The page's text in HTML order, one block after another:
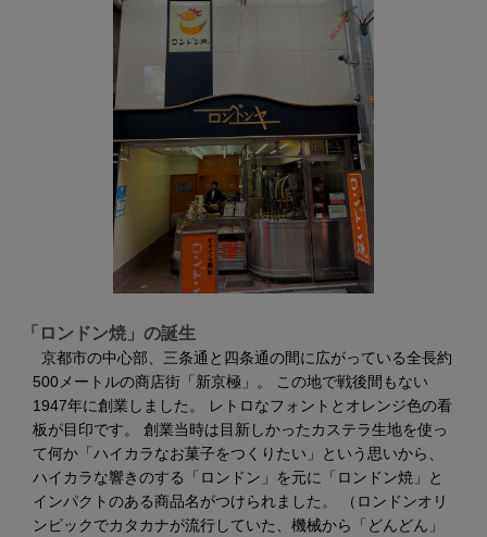
「ロンドン焼」の誕生
京都市の中心部、三条通と四条通の間に広がっている全長約
500メートルの商店街「新京極」。 この地で戦後間もない
1947年に創業しました。 レトロなフォントとオレンジ色の看
板が目印です。 創業当時は目新しかったカステラ生地を使っ
て何か「ハイカラなお菓子をつくりたい」という思いから、
ハイカラな響きのする「ロンドン」を元に「ロンドン焼」と
インパクトのある商品名がつけられました。 （ロンドンオリ
ンピックでカタカナが流行していた、機械から「どんどん」